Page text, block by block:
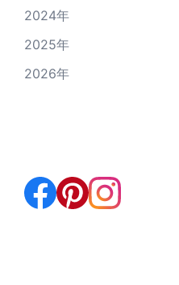
2024年
2025年
2026年